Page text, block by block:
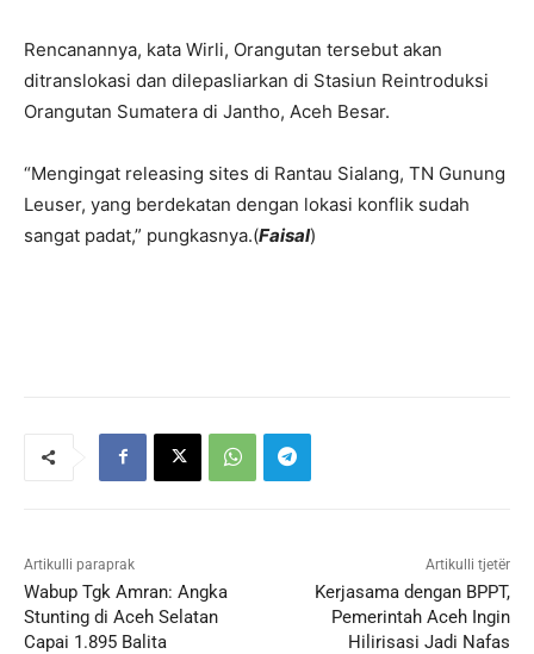
Rencanannya, kata Wirli, Orangutan tersebut akan
ditranslokasi dan dilepasliarkan di Stasiun Reintroduksi
Orangutan Sumatera di Jantho, Aceh Besar.
“Mengingat releasing sites di Rantau Sialang, TN Gunung
Leuser, yang berdekatan dengan lokasi konflik sudah
sangat padat,” pungkasnya.(Faisal)
Artikulli paraprak
Wabup Tgk Amran: Angka
Stunting di Aceh Selatan
Capai 1.895 Balita
Artikulli tjetër
Kerjasama dengan BPPT,
Pemerintah Aceh Ingin
Hilirisasi Jadi Nafas